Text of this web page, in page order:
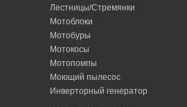
Лестницы/Стремянки
Мотоблоки
Мотобуры
Мотокосы
Мотопомпы
Моющий пылесос
Инверторный генератор